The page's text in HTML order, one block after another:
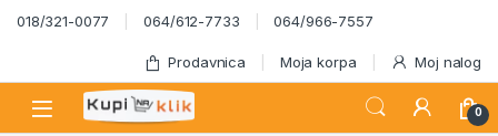
Skip to navigation
Skip to content
018/321-0077 064/612-7733 064/966-7557
Prodavnica Moja korpa Moj nalog
0